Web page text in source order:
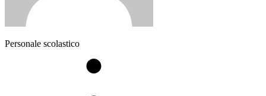
Personale scolastico